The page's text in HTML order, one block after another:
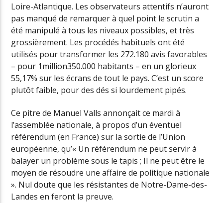
Loire-Atlantique. Les observateurs attentifs n’auront
pas manqué de remarquer à quel point le scrutin a
été manipulé à tous les niveaux possibles, et très
grossièrement. Les procédés habituels ont été
utilisés pour transformer les 272.180 avis favorables
– pour 1million350.000 habitants – en un glorieux
55,17% sur les écrans de tout le pays. C’est un score
plutôt faible, pour des dés si lourdement pipés.
Ce pitre de Manuel Valls annonçait ce mardi à
l’assemblée nationale, à propos d’un éventuel
référendum (en France) sur la sortie de l’Union
européenne, qu’« Un référendum ne peut servir à
balayer un problème sous le tapis ; Il ne peut être le
moyen de résoudre une affaire de politique nationale
». Nul doute que les résistantes de Notre-Dame-des-
Landes en feront la preuve.